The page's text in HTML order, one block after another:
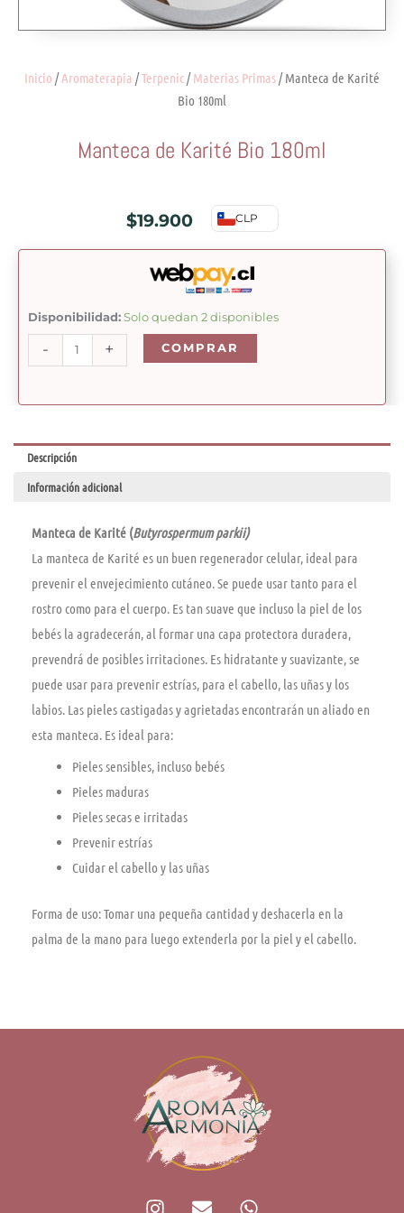
Inicio /Aromaterapia /Terpenic/Materias Primas/ Manteca de Karité
Bio 180ml
Manteca de Karité Bio 180ml
$19.900 CLP
Disponibilidad: Solo quedan 2 disponibles
-
Manteca
de
+ COMPRAR
Descripción
Información adicional
Manteca de Karité (Butyrospermum parkii)
La manteca de Karité es un buen regenerador celular, ideal para
prevenir el envejecimiento cutáneo. Se puede usar tanto para el
rostro como para el cuerpo. Es tan suave que incluso la piel de los
bebés la agradecerán, al formar una capa protectora duradera,
prevendrá de posibles irritaciones. Es hidratante y suavizante, se
puede usar para prevenir estrí­as, para el cabello, las uñas y los
labios. Las pieles castigadas y agrietadas encontrarán un aliado en
esta manteca. Es ideal para:
Pieles sensibles, incluso bebés
Pieles maduras
Pieles secas e irritadas
Prevenir estrí­as
Cuidar el cabello y las uñas
Forma de uso: Tomar una pequeña cantidad y deshacerla en la
palma de la mano para luego extenderla por la piel y el cabello.
I
E
W